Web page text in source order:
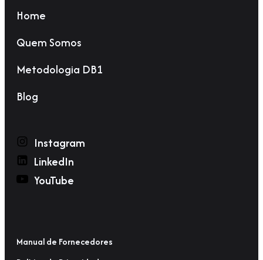
Home
Quem Somos
Metodologia DB1
Blog
Instagram
LinkedIn
YouTube
Manual de Fornecedores